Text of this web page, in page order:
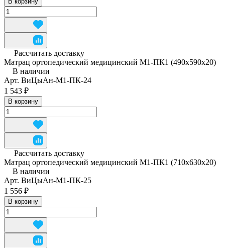
Рассчитать доставку
Матрац ортопедический медицинский М1-ПК1 (490x590x20)
В наличии
Арт. ВиЦыАн-М1-ПК-24
1 543 ₽
В корзину
Рассчитать доставку
Матрац ортопедический медицинский М1-ПК1 (710x630x20)
В наличии
Арт. ВиЦыАн-М1-ПК-25
1 556 ₽
В корзину